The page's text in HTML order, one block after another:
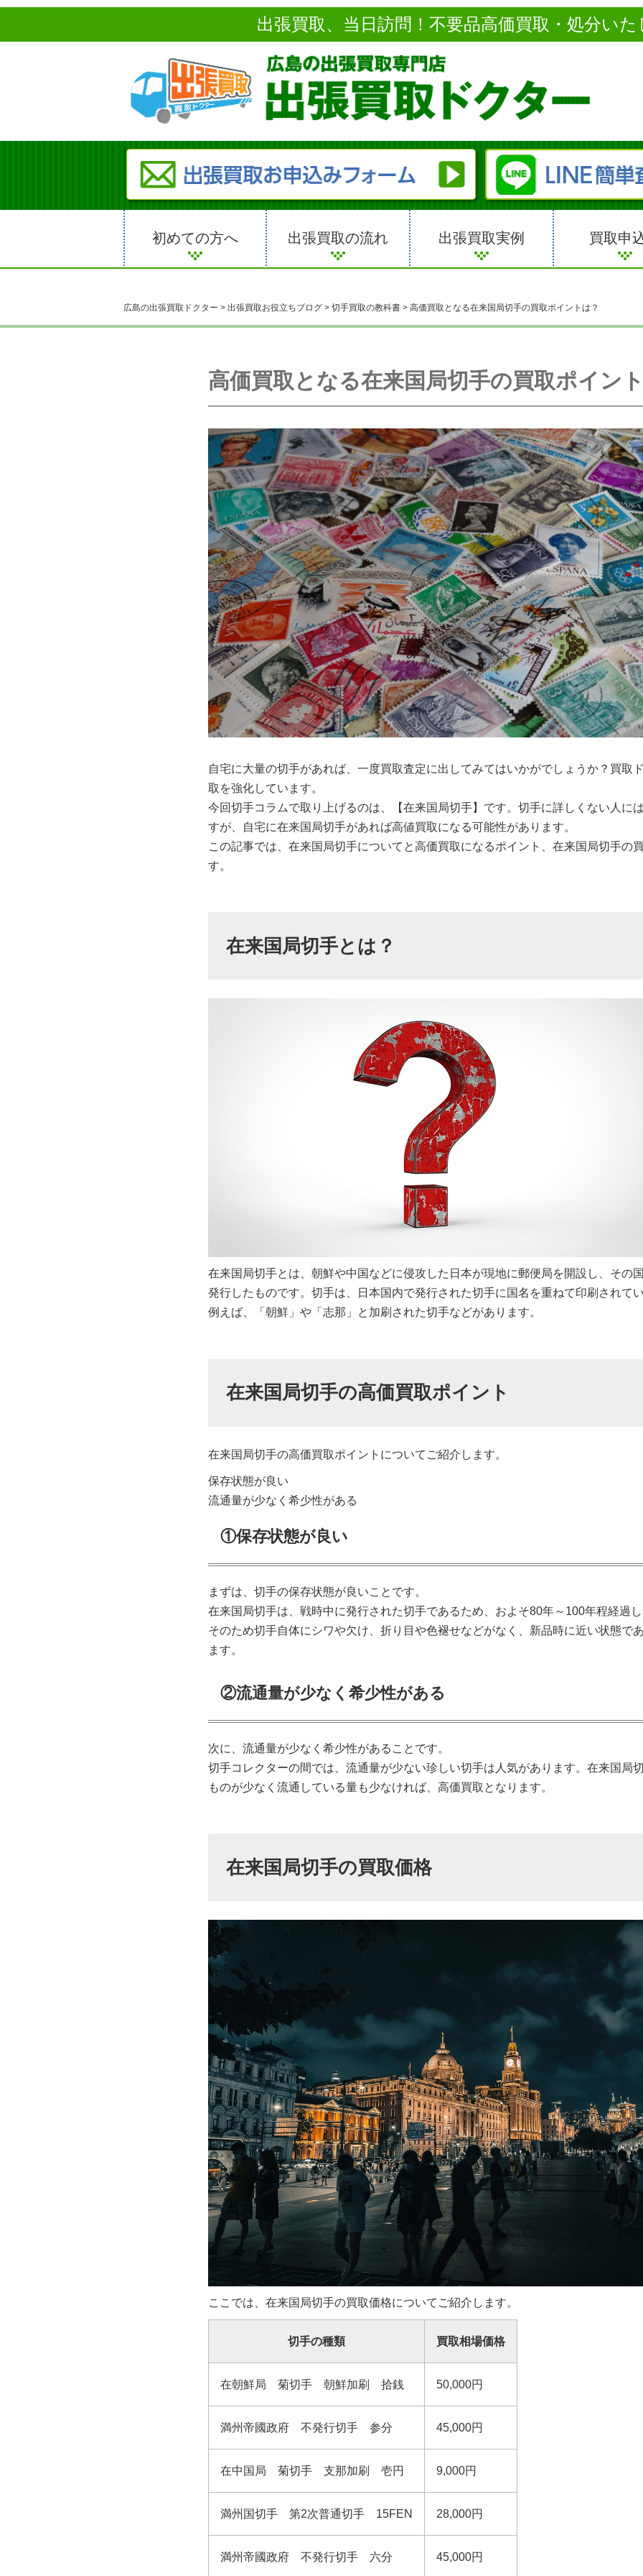
出張買取、当日訪問！不要品高価買取・処分い
初めての方へ 出張買取の流れ 出張買取実例 買取申
広島の出張買取ドクター > 出張買取お役立ちブログ > 切手買取の教科書 > 高価買取となる在来国局切手の買取ポイントは？
高価買取となる在来国局切手の買取ポイン
自宅に大量の切手があれば、一度買取査定に出してみてはいかがでしょうか？買取
取を強化しています。
今回切手コラムで取り上げるのは、【在来国局切手】です。切手に詳しくない人に
すが、自宅に在来国局切手があれば高値買取になる可能性があります。
この記事では、在来国局切手についてと高価買取になるポイント、在来国局切手の
す。
在来国局切手とは？
在来国局切手とは、朝鮮や中国などに侵攻した日本が現地に郵便局を開設し、その
発行したものです。切手は、日本国内で発行された切手に国名を重ねて印刷されて
例えば、「朝鮮」や「志那」と加刷された切手などがあります。
在来国局切手の高価買取ポイント
在来国局切手の高価買取ポイントについてご紹介します。
保存状態が良い
流通量が少なく希少性がある
①保存状態が良い
まずは、切手の保存状態が良いことです。
在来国局切手は、戦時中に発行された切手であるため、およそ80年～100年程経過
そのため切手自体にシワや欠け、折り目や色褪せなどがなく、新品時に近い状態で
ます。
②流通量が少なく希少性がある
次に、流通量が少なく希少性があることです。
切手コレクターの間では、流通量が少ない珍しい切手は人気があります。在来国局
ものが少なく流通している量も少なければ、高価買取となります。
在来国局切手の買取価格
ここでは、在来国局切手の買取価格についてご紹介します。
切手の種類 買取相場価格
在朝鮮局 菊切手 朝鮮加刷 拾銭 50,000円
満州帝國政府 不発行切手 参分 45,000円
在中国局 菊切手 支那加刷 壱円 9,000円
満州国切手 第2次普通切手 15FEN 28,000円
満州帝國政府 不発行切手 六分 45,000円